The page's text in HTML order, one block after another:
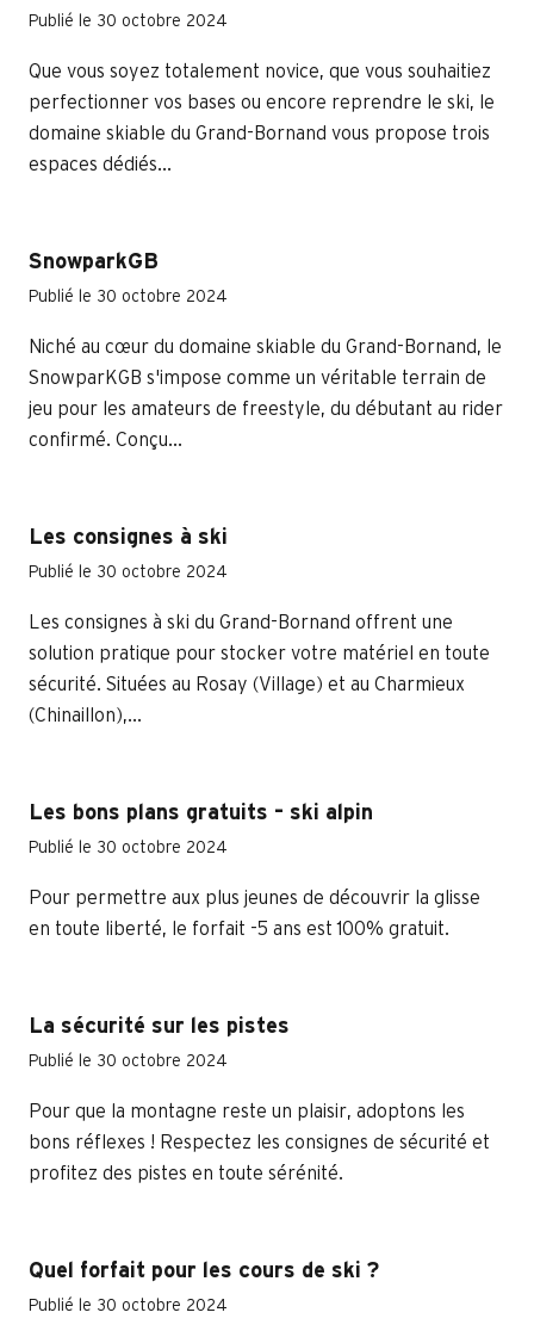
Publié le 30 octobre 2024
Que vous soyez totalement novice, que vous souhaitiez
perfectionner vos bases ou encore reprendre le ski, le
domaine skiable du Grand-Bornand vous propose trois
espaces dédiés...
SnowparkGB
Publié le 30 octobre 2024
Niché au cœur du domaine skiable du Grand-Bornand, le
SnowparKGB s'impose comme un véritable terrain de
jeu pour les amateurs de freestyle, du débutant au rider
confirmé. Conçu...
Les consignes à ski
Publié le 30 octobre 2024
Les consignes à ski du Grand-Bornand offrent une
solution pratique pour stocker votre matériel en toute
sécurité. Situées au Rosay (Village) et au Charmieux
(Chinaillon),...
Les bons plans gratuits – ski alpin
Publié le 30 octobre 2024
Pour permettre aux plus jeunes de découvrir la glisse
en toute liberté, le forfait -5 ans est 100% gratuit.
La sécurité sur les pistes
Publié le 30 octobre 2024
Pour que la montagne reste un plaisir, adoptons les
bons réflexes ! Respectez les consignes de sécurité et
profitez des pistes en toute sérénité.
Quel forfait pour les cours de ski ?
Publié le 30 octobre 2024